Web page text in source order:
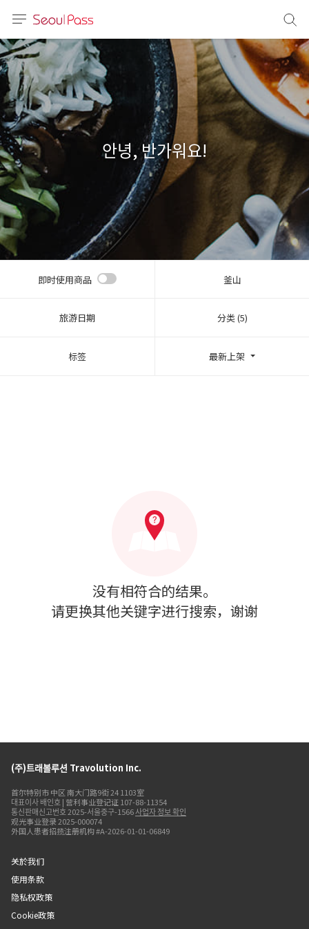
体)
文 (台灣)
안녕, 반가워요!
即时使用商品 釜山
旅游日期 分类 (5)
标签 最新上架
没有相符合的结果。
请更换其他关键字进行搜索，谢谢
(주)트래볼루션 Travolution Inc.
首尔特别市 中区 南大门路9街 24 1103室
대표이사 배인호 | 营利事业登记证 107-88-11354
통신판매신고번호 2025-서울중구-1566사업자 정보 확인
观光事业登录 2025-000074
外国人患者招揽注册机构 #A-2026-01-01-06849
关於我们
使用条款
隐私权政策
Cookie政策